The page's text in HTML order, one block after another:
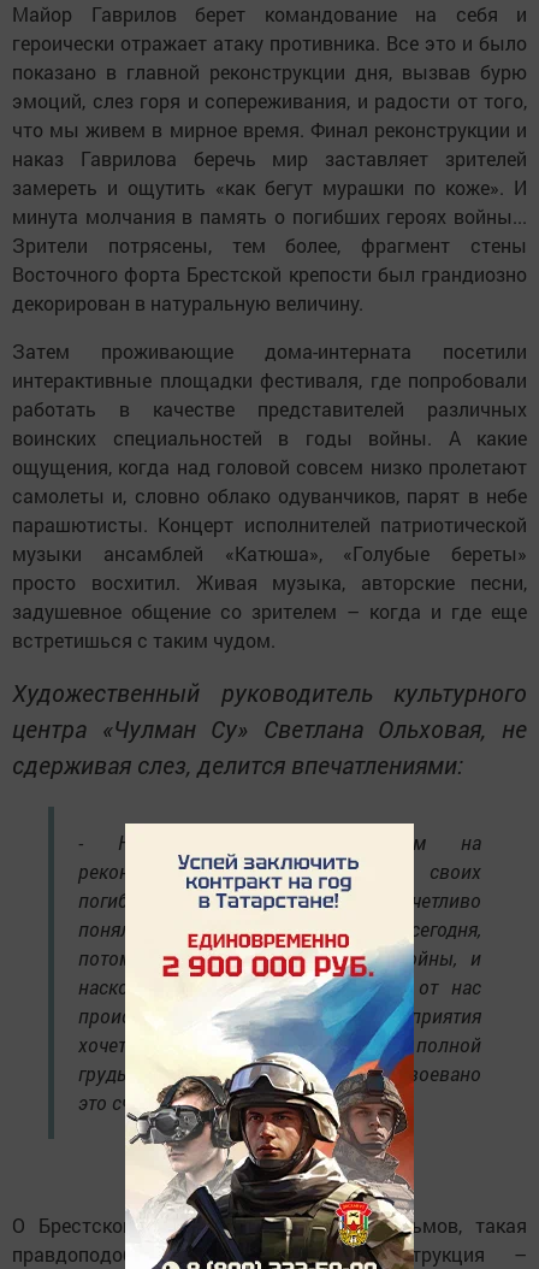
Майор Гаврилов берет командование на себя и
героически отражает атаку противника. Все это и было
показано в главной реконструкции дня, вызвав бурю
эмоций, слез горя и сопереживания, и радости от того,
что мы живем в мирное время. Финал реконструкции и
наказ Гаврилова беречь мир заставляет зрителей
замереть и ощутить «как бегут мурашки по коже». И
минута молчания в память о погибших героях войны...
Зрители потрясены, тем более, фрагмент стены
Восточного форта Брестской крепости был грандиозно
декорирован в натуральную величину.
Затем проживающие дома-интерната посетили
интерактивные площадки фестиваля, где попробовали
работать в качестве представителей различных
воинских специальностей в годы войны. А какие
ощущения, когда над головой совсем низко пролетают
самолеты и, словно облако одуванчиков, парят в небе
парашютисты. Концерт исполнителей патриотической
музыки ансамблей «Катюша», «Голубые береты»
просто восхитил. Живая музыка, авторские песни,
задушевное общение со зрителем – когда и где еще
встретишься с таким чудом.
Художественный руководитель культурного
центра «Чулман Су» Светлана Ольховая, не
сдерживая слез, делится впечатлениями:
- Наблюдая за происходящим на
реконструкции, я словно видела своих
погибших родственников. Я отчетливо
поняла, насколько мы счастливы сегодня,
потому что не слышим грохота войны, и
насколько все это сейчас близко от нас
происходит. После этого мероприятия
хочется жить полной жизнью, дышать полной
грудью, вспоминая, какой ценой завоевано
это счастье для нас.
О Брестской крепости снято много фильмов, такая
правдоподобная историческая реконструкция –